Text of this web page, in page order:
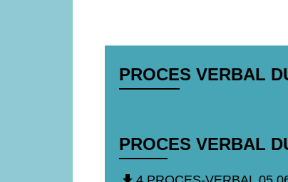
PROCES VERBAL
PROCES VERBAL